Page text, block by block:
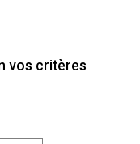
vos critères